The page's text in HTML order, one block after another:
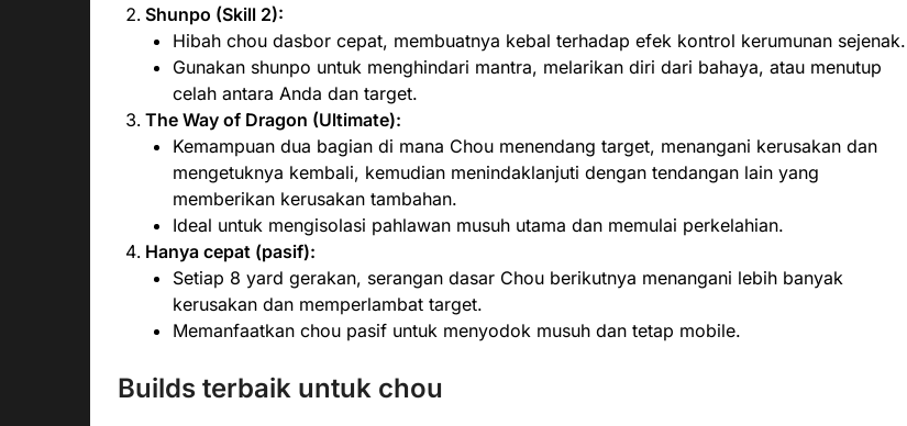
Shunpo (Skill 2):
Hibah chou dasbor cepat, membuatnya kebal terhadap efek kontrol kerumunan sejenak.
Gunakan shunpo untuk menghindari mantra, melarikan diri dari bahaya, atau menutup
celah antara Anda dan target.
The Way of Dragon (Ultimate):
Kemampuan dua bagian di mana Chou menendang target, menangani kerusakan dan
mengetuknya kembali, kemudian menindaklanjuti dengan tendangan lain yang
memberikan kerusakan tambahan.
Ideal untuk mengisolasi pahlawan musuh utama dan memulai perkelahian.
Hanya cepat (pasif):
Setiap 8 yard gerakan, serangan dasar Chou berikutnya menangani lebih banyak
kerusakan dan memperlambat target.
Memanfaatkan chou pasif untuk menyodok musuh dan tetap mobile.
Builds terbaik untuk chou